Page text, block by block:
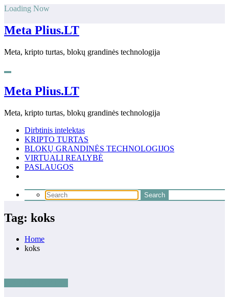
Skip
content
Loading Now
Meta Plius.LT
Meta, kripto turtas, blokų grandinės technologija
Meta Plius.LT
Meta, kripto turtas, blokų grandinės technologija
Dirbtinis intelektas
KRIPTO TURTAS
BLOKŲ GRANDINĖS TECHNOLOGIJOS
VIRTUALI REALYBĖ
PASLAUGOS
Tag: koks
Home
koks